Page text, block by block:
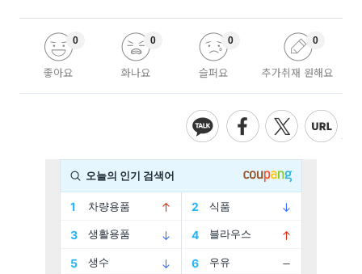
좋아요
0
화나요
0
슬퍼요
0
추가취재 원해요
0